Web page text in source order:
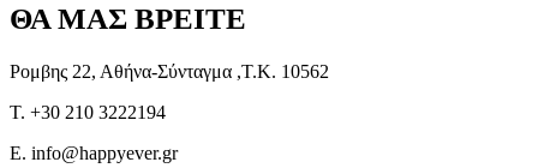
ΘΑ ΜΑΣ ΒΡΕΙΤΕ
Ρομβης 22, Αθήνα-Σύνταγμα ,Τ.Κ. 10562
T. +30 210 3222194
E. info@happyever.gr